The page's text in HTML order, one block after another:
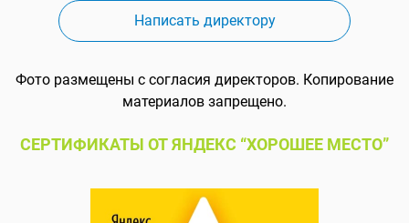
Написать директору
Фото размещены с согласия директоров. Копирование
материалов запрещено.
СЕРТИФИКАТЫ ОТ ЯНДЕКС “ХОРОШЕЕ МЕСТО”